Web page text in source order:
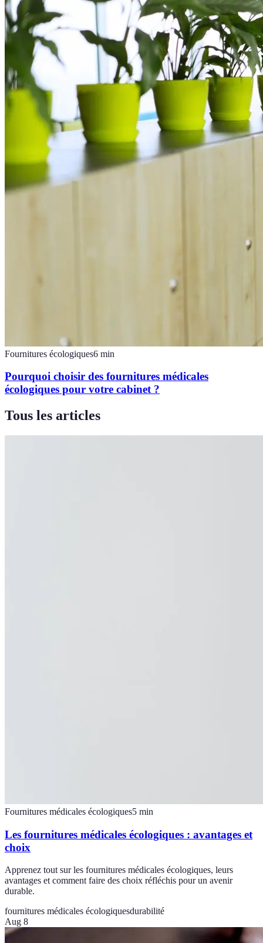
Fournitures écologiques6 min
Pourquoi choisir des fournitures médicales
écologiques pour votre cabinet ?
Tous les articles
Fournitures médicales écologiques5 min
Les fournitures médicales écologiques : avantages et
choix
Apprenez tout sur les fournitures médicales écologiques, leurs
avantages et comment faire des choix réfléchis pour un avenir
durable.
fournitures médicales écologiquesdurabilité
Aug 8